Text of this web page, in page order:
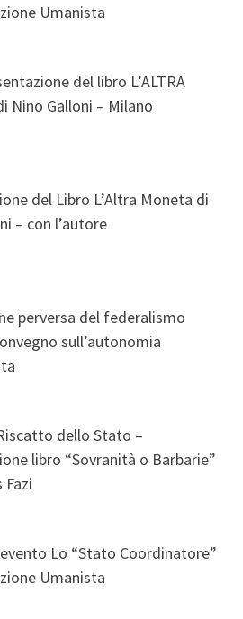
Umanista
del libro L’ALTRA
Nino Galloni – Milano
del Libro L’Altra Moneta di
– con l’autore
perversa del federalismo
sull’autonomia
dello Stato –
libro “Sovranità o Barbarie”
Lo “Stato Coordinatore”
Umanista